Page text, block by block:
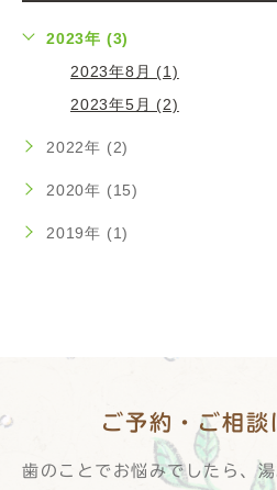
2023年 (3)
2023年8月 (1)
2023年5月 (2)
2022年 (2)
2020年 (15)
2019年 (1)
ご予約・ご相談
歯のことでお悩みでしたら、